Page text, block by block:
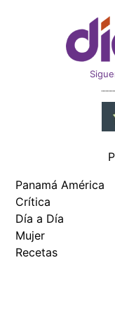
Panamá América
Crítica
Día a Día
Mujer
Recetas